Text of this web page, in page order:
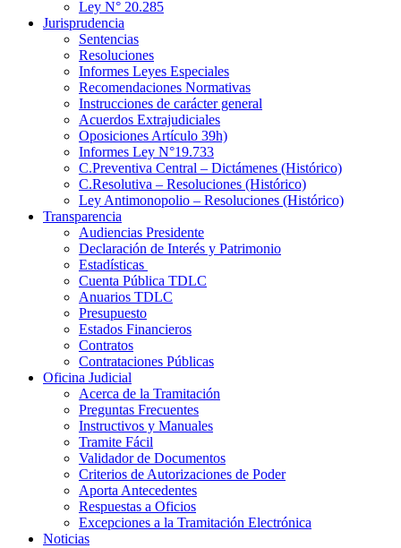
Ley N° 20.285
Jurisprudencia
Sentencias
Resoluciones
Informes Leyes Especiales
Recomendaciones Normativas
Instrucciones de carácter general
Acuerdos Extrajudiciales
Oposiciones Artículo 39h)
Informes Ley N°19.733
C.Preventiva Central – Dictámenes (Histórico)
C.Resolutiva – Resoluciones (Histórico)
Ley Antimonopolio – Resoluciones (Histórico)
Transparencia
Audiencias Presidente
Declaración de Interés y Patrimonio
Estadísticas
Cuenta Pública TDLC
Anuarios TDLC
Presupuesto
Estados Financieros
Contratos
Contrataciones Públicas
Oficina Judicial
Acerca de la Tramitación
Preguntas Frecuentes
Instructivos y Manuales
Tramite Fácil
Validador de Documentos
Criterios de Autorizaciones de Poder
Aporta Antecedentes
Respuestas a Oficios
Excepciones a la Tramitación Electrónica
Noticias